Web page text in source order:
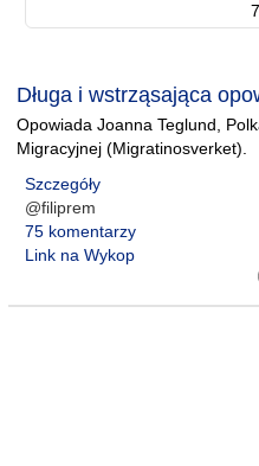
Długa i wstrząsająca
Opowiada Joanna Teglund,
Migracyjnej (Migratinosverket).
Szczegóły
@filiprem
75 komentarzy
Link na Wykop